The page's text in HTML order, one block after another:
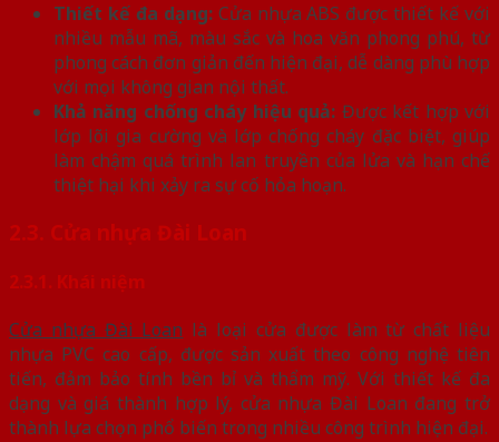
Thiết kế đa dạng:Cửa nhựa ABS được thiết kế với
nhiều mẫu mã, màu sắc và hoa văn phong phú, từ
phong cách đơn giản đến hiện đại, dễ dàng phù hợp
với mọi không gian nội thất.
Khả năng chống cháy hiệu quả: Được kết hợp với
lớp lõi gia cường và lớp chống cháy đặc biệt, giúp
làm chậm quá trình lan truyền của lửa và hạn chế
thiệt hại khi xảy ra sự cố hỏa hoạn.
2.3. Cửa nhựa Đài Loan
2.3.1. Khái niệm
Cửa nhựa Đài Loan là loại cửa được làm từ chất liệu
nhựa PVC cao cấp, được sản xuất theo công nghệ tiên
tiến, đảm bảo tính bền bỉ và thẩm mỹ. Với thiết kế đa
dạng và giá thành hợp lý, cửa nhựa Đài Loan đang trở
thành lựa chọn phổ biến trong nhiều công trình hiện đại.